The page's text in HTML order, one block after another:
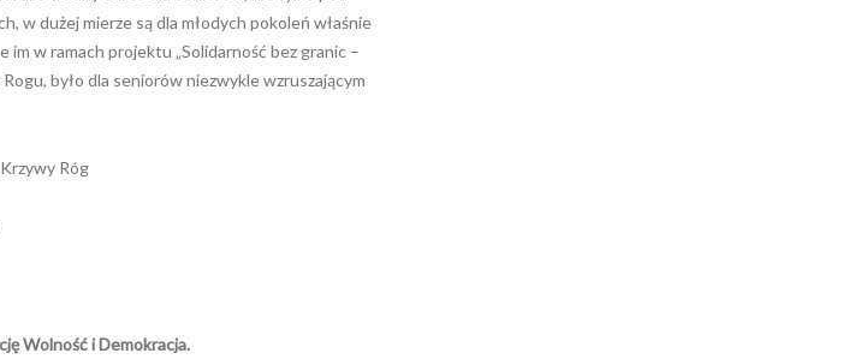
w dużej mierze są dla młodych pokoleń właśnie
w ramach projektu „Solidarność bez granic –
było dla seniorów niezwykle wzruszającym
Róg
Wolność i Demokracja.